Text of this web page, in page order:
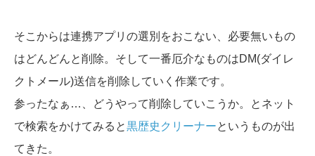
そこからは連携アプリの選別をおこない、必要無いもの
はどんどんと削除。そして一番厄介なものはDM(ダイレ
クトメール)送信を削除していく作業です。
参ったなぁ…、どうやって削除していこうか。とネット
で検索をかけてみると黒歴史クリーナーというものが出
てきた。